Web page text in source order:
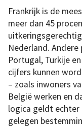
Frankrijk is de
meer dan 45
Nederland.
Portugal, Turkije
cijfers kunnen
– zoals inwoners
België werken en
logica geldt echter
gelegen